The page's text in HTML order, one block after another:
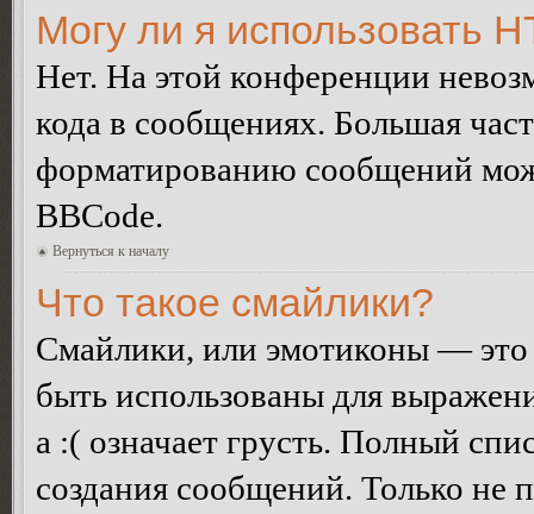
Могу ли я использовать
Нет. На этой конференции
кода в сообщениях. Большая
форматированию сообщений
BBCode.
Вернуться к началу
Что такое смайлики?
Смайлики, или эмотиконы — это
быть использованы для
а :( означает грусть. Полный
создания сообщений. Только не